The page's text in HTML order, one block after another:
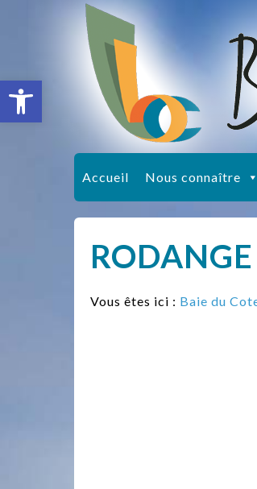
Ouvrir la barre
Accueil Nous connaître
Vous êtes ici : Baie du